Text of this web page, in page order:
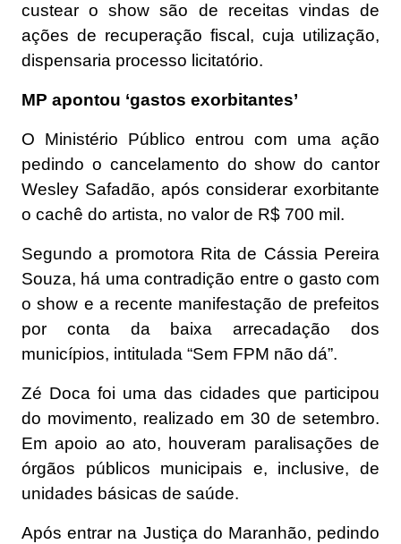
custear o show são de receitas vindas de
ações de recuperação fiscal, cuja utilização,
dispensaria processo licitatório.
MP apontou ‘gastos exorbitantes’
O Ministério Público entrou com uma ação
pedindo o cancelamento do show do cantor
Wesley Safadão, após considerar exorbitante
o cachê do artista, no valor de R$ 700 mil.
Segundo a promotora Rita de Cássia Pereira
Souza, há uma contradição entre o gasto com
o show e a recente manifestação de prefeitos
por conta da baixa arrecadação dos
municípios, intitulada “Sem FPM não dá”.
Zé Doca foi uma das cidades que participou
do movimento, realizado em 30 de setembro.
Em apoio ao ato, houveram paralisações de
órgãos públicos municipais e, inclusive, de
unidades básicas de saúde.
Após entrar na Justiça do Maranhão, pedindo